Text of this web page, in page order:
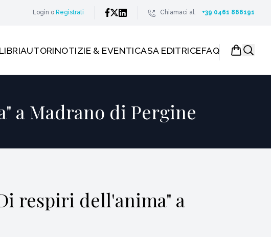
Login o Registrati Chiamaci al: +39 0461 866191
LIBRIAUTORINOTIZIE & EVENTICASA EDITRICEFAQ
a Madrano di Pergine
respiri dell'anima" a